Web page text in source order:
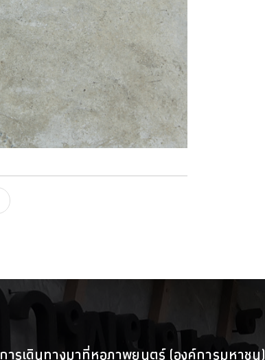
การเดินทางมาที่หอภาพยนตร์ (องค์การมหาชน)